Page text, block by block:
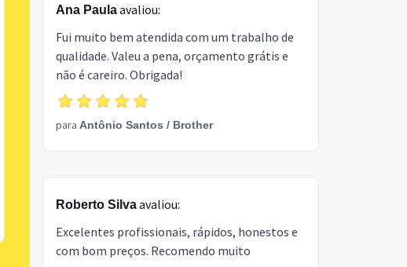
Ana Paulaavaliou:
Fui muito bem atendida com um trabalho de
qualidade. Valeu a pena, orçamento grátis e
não é careiro. Obrigada!
para Antônio Santos / Brother
Roberto Silvaavaliou:
Excelentes profissionais, rápidos, honestos e
com bom preços. Recomendo muito